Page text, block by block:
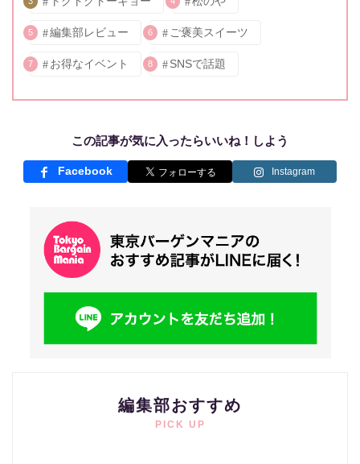
5 編集部レビュー 6 ご褒美スイーツ
7 お得なイベント 8 SNSで話題
この記事が気に入ったらいいね！しよう
Facebook Instagram
編集部おすすめ
PICK UP